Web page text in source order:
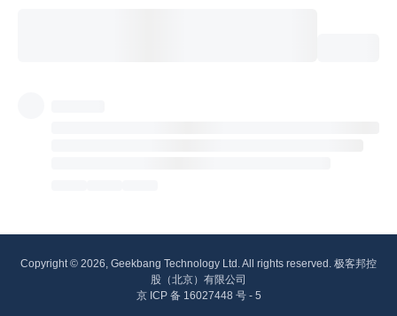
Copyright © 2026, Geekbang Technology Ltd. All rights reserved. 极客邦控
股（北京）有限公司
京 ICP 备 16027448 号 - 5